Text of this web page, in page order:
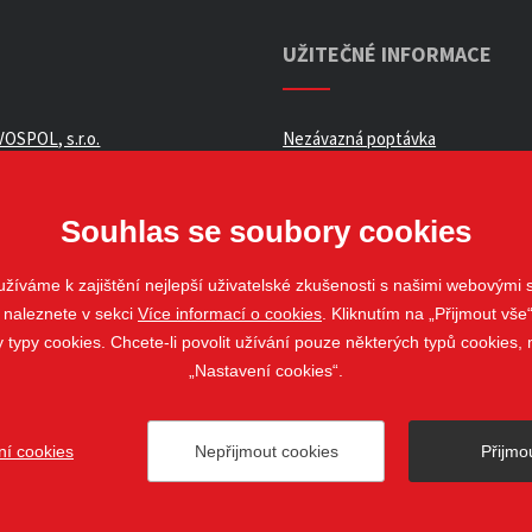
s.r.o.
UŽITEČNÉ INFORMACE
Nezávazná poptávka
Pole web@stavospol.cz
Nastavení cookies
Souhlas se soubory cookies
k zajištění nejlepší uživatelské zkušenosti s našimi webovými
v sekci Více informací o cookies . Kliknutím na „Přijmout
typy cookies. Chcete-li povolit užívání pouze některých typů cookies,
„Nastavení cookies“.
Nepřijmout cookies
cookies